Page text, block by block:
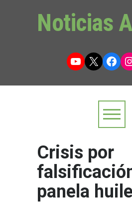
Noticias
YouTube
X
Crisis por
panela